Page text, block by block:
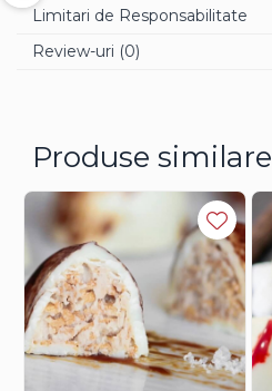
Limitari de Responsabilitate
Review-uri (0)
Produse similare